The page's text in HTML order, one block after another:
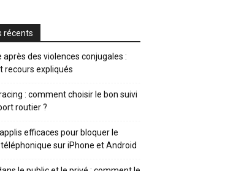
récents
après des violences conjugales :
recours expliqués
: comment choisir le bon suivi
routier ?
efficaces pour bloquer le
sur iPhone et Android